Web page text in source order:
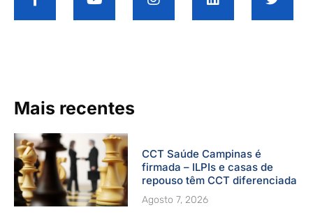
c
e
f
t t k t
Mais recentes
CCT Saúde Campinas é
firmada – ILPIs e casas de
repouso têm CCT diferenciada
Agosto 7, 2026